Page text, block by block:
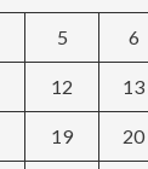
5 6
12 13
19 20